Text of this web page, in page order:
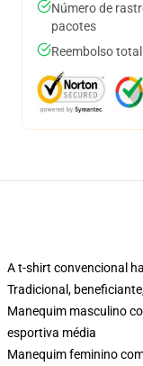
Número de
pacotes
Reembolso
A t-shirt convencional
Tradicional,
Manequim masculino
esportiva média
Manequim feminino